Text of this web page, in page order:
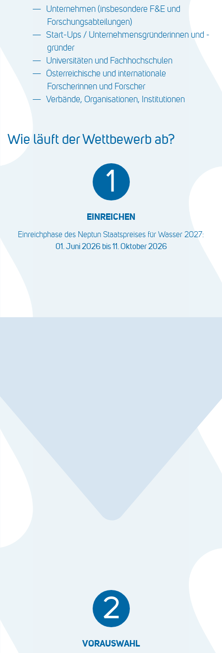
Unternehmen (insbesondere F&E und
Forschungsabteilungen)
Start-Ups / Unternehmensgründerinnen und -
gründer
Universitäten und Fachhochschulen
Österreichische und internationale
Forscherinnen und Forscher
Verbände, Organisationen, Institutionen
Wie läuft der Wettbewerb ab?
1
EINREICHEN
Einreichphase des Neptun Staatspreises für Wasser 2027:
01. Juni 2026 bis 11. Oktober 2026
2
VORAUSWAHL